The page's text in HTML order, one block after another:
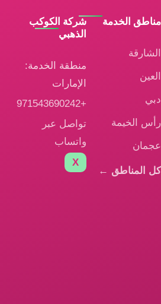
مناطق الخدمة
الشارقة
العين
دبي
رأس الخيمة
عجمان
كل المناطق ←
شركة الكوكب
الذهبي
منطقة الخدمة:
الإمارات
+971543690242
تواصل عبر
واتساب
X